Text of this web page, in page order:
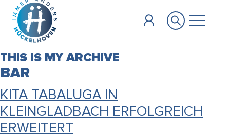
Zum Hauptinhalt springen
THIS IS MY ARCHIVE
BAR
KITA TABALUGA IN
KLEINGLADBACH ERFOLGREICH
ERWEITERT